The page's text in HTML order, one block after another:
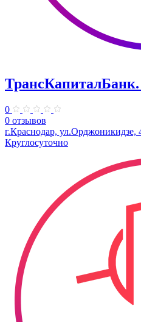
0
0 отзывов
г.Краснодар, ул.​Орджоникидзе,
Круглосуточно